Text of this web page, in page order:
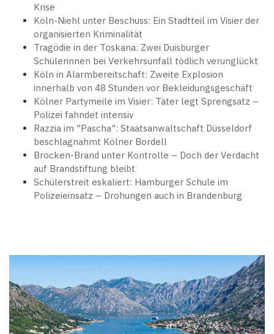
Krise
Köln-Niehl unter Beschuss: Ein Stadtteil im Visier der
organisierten Kriminalität
Tragödie in der Toskana: Zwei Duisburger
Schülerinnen bei Verkehrsunfall tödlich verunglückt
Köln in Alarmbereitschaft: Zweite Explosion
innerhalb von 48 Stunden vor Bekleidungsgeschäft
Kölner Partymeile im Visier: Täter legt Sprengsatz –
Polizei fahndet intensiv
Razzia im "Pascha": Staatsanwaltschaft Düsseldorf
beschlagnahmt Kölner Bordell
Brocken-Brand unter Kontrolle – Doch der Verdacht
auf Brandstiftung bleibt
Schülerstreit eskaliert: Hamburger Schule im
Polizeieinsatz – Drohungen auch in Brandenburg